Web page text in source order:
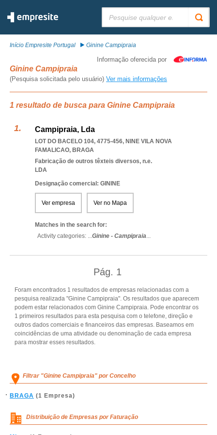
Início Empresite Portugal Ginine Campipraia
Informação oferecida por
Ginine Campipraia
(Pesquisa solicitada pelo usuário) Ver mais informações
1 resultado de busca para Ginine Campipraia
Campipraia, Lda
LOT DO BACELO 104, 4775-456, NINE VILA NOVA
FAMALICAO, BRAGA
Fabricação de outros têxteis diversos, n.e.
LDA
Designação comercial: GININE
Ver empresa Ver no Mapa
Matches in the search for:
Activity categories: ...Ginine - Campipraia...
Pág. 1
Foram encontrados 1 resultados de empresas relacionadas com a
pesquisa realizada "Ginine Campipraia". Os resultados que aparecem
podem estar relacionados com Ginine Campipraia. Pode encontrar os
1 primeiros resultados para esta pesquisa com o telefone, direção e
outros dados comerciais e financeiros das empresas. Baseamos em
coincidências de uma atividade ou denominação de cada empresa
para mostrar esses resultados.
Filtrar "Ginine Campipraia" por Concelho
BRAGA (1 Empresa)
Distribuição de Empresas por Faturação